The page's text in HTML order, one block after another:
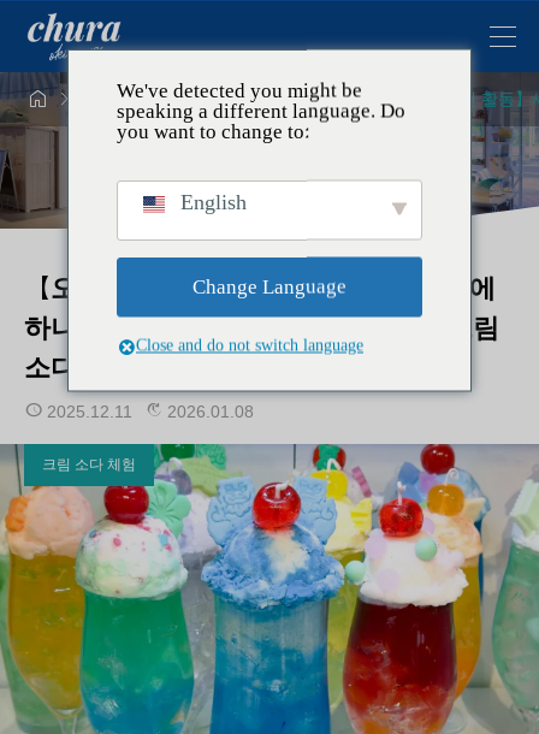
 크림 소다 체험 【오키나와 여행에서의 팬 활동
【오키나와 여행에서의 팬 활동】세상에
하나뿐! 일본 최초의 소중한 팬 컬러 크림
소다 캔들 체험
2025.12.11 2026.01.08
크림 소다 체험
We've detected you might be
speaking a different language. Do
you want to change to:
English
Change Language
Close and do not switch language